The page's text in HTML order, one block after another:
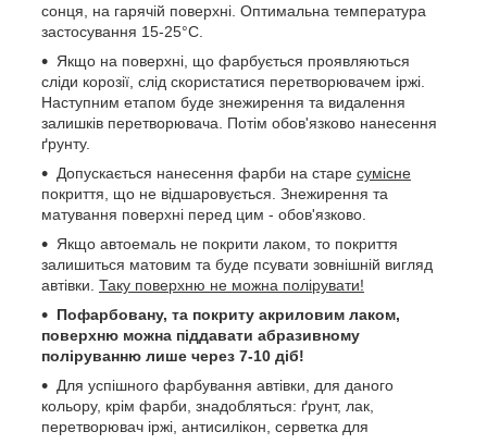
сонця, на гарячій поверхні. Оптимальна температура
застосування 15-25°C.
Якщо на поверхні, що фарбується проявляються
сліди корозії, слід скористатися перетворювачем іржі.
Наступним етапом буде знежирення та видалення
залишків перетворювача. Потім обов'язково нанесення
ґрунту.
Допускається нанесення фарби на старе сумісне
покриття, що не відшаровується. Знежирення та
матування поверхні перед цим - обов'язково.
Якщо автоемаль не покрити лаком, то покриття
залишиться матовим та буде псувати зовнішній вигляд
автівки. Таку поверхню не можна полірувати!
Пофарбовану, та покриту акриловим лаком,
поверхню можна піддавати абразивному
поліруванню лише через 7-10 діб!
Для успішного фарбування автівки, для даного
кольору, крім фарби, знадобляться: ґрунт, лак,
перетворювач іржі, антисилікон, серветка для